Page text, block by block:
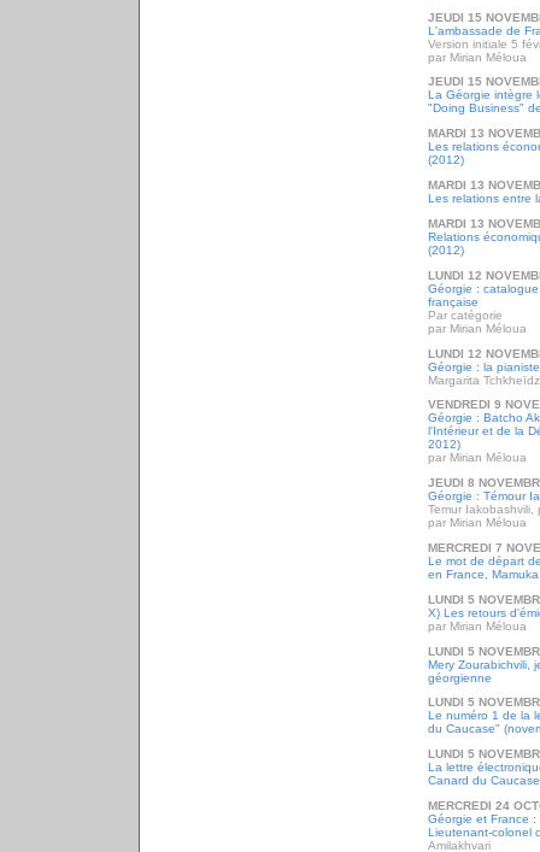
JEUDI 15
L'ambassade de
Version initiale 5
par Mirian Méloua
JEUDI 15
La Géorgie intègre
"Doing Business"
MARDI 13
Les relations
(2012)
MARDI 13
Les relations entre
MARDI 13
Relations
(2012)
LUNDI 12
Géorgie :
française
Par catégorie
par Mirian Méloua
LUNDI 12
Géorgie : la
Margarita
VENDREDI 9
Géorgie : Batcho
l'Intérieur et de la
2012)
par Mirian Méloua
JEUDI 8
Géorgie : Témour
Temur Iakobashvili,
par Mirian Méloua
MERCREDI 7
Le mot de départ
en France,
LUNDI 5
X) Les retours
par Mirian Méloua
LUNDI 5
Mery Zourabichvili,
géorgienne
LUNDI 5
Le numéro 1 de la
du Caucase"
LUNDI 5
La lettre
Canard du
MERCREDI 24
Géorgie et France :
Lieutenant-colonel
Amilakhvari